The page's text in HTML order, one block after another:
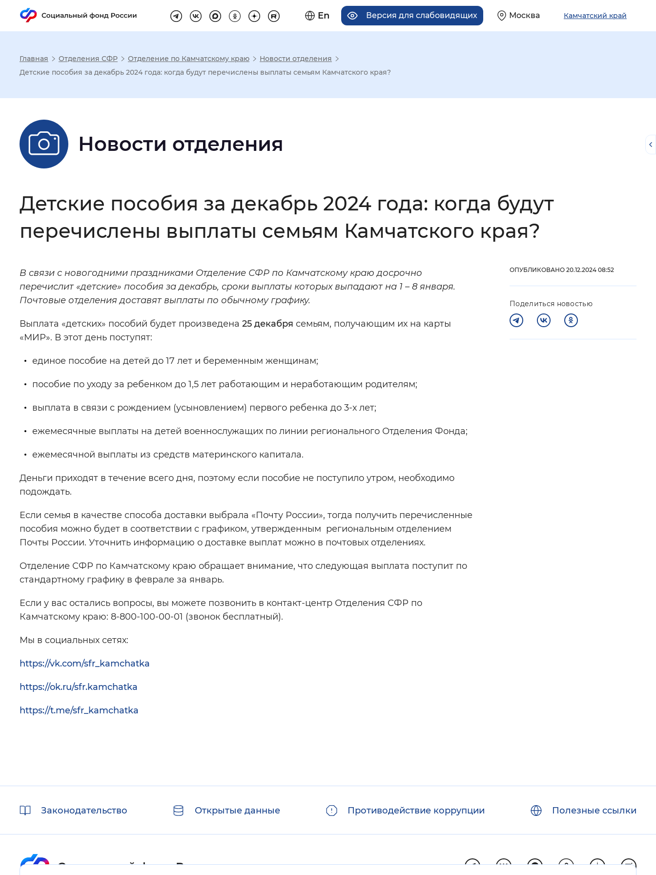
En Версия для слабовидящих Москва Камчатский край
Настройка режима отображения
Шрифт: Без засечек С засечками
Интервал между буквами:
Цвет сайта: Монохромный Инверсивный монохромный Синий фон
Изображения: Включены Выключены
Вернуть стандартные настройки
Главная Отделения СФР Отделение по Камчатскому краю
Новости отделения
Детские пособия за декабрь 2024 года: когда будут перечислены выплаты семьям Камчатского края?
Новости отделения
Детские пособия за декабрь 2024 года: когда будут
перечислены выплаты семьям Камчатского края?
В связи с новогодними праздниками Отделение СФР по Камчатскому краю досрочно
перечислит «детские» пособия за декабрь, сроки выплаты которых выпадают на 1 – 8 января.
Почтовые отделения доставят выплаты по обычному графику.
Выплата «детских» пособий будет произведена 25 декабря семьям, получающим их на карты
«МИР». В этот день поступят:
единое пособие на детей до 17 лет и беременным женщинам;
пособие по уходу за ребенком до 1,5 лет работающим и неработающим родителям;
выплата в связи с рождением (усыновлением) первого ребенка до 3-х лет;
ежемесячные выплаты на детей военнослужащих по линии регионального Отделения Фонда;
ежемесячной выплаты из средств материнского капитала.
Деньги приходят в течение всего дня, поэтому если пособие не поступило утром, необходимо
подождать.
Если семья в качестве способа доставки выбрала «Почту России», тогда получить перечисленные
пособия можно будет в соответствии с графиком, утвержденным региональным отделением
Почты России. Уточнить информацию о доставке выплат можно в почтовых отделениях.
Отделение СФР по Камчатскому краю обращает внимание, что следующая выплата поступит по
стандартному графику в феврале за январь.
Если у вас остались вопросы, вы можете позвонить в контакт-центр Отделения СФР по
Камчатскому краю: 8-800-100-00-01 (звонок бесплатный).
Мы в социальных сетях:
https://vk.com/sfr_kamchatka
https://ok.ru/sfr.kamchatka
https://t.me/sfr_kamchatka
ОПУБЛИКОВАНО 20.12.2024 08:52
Поделиться новостью
ссылкиЗаконодательство Открытые данные Противодействие коррупции Полезные ссылки